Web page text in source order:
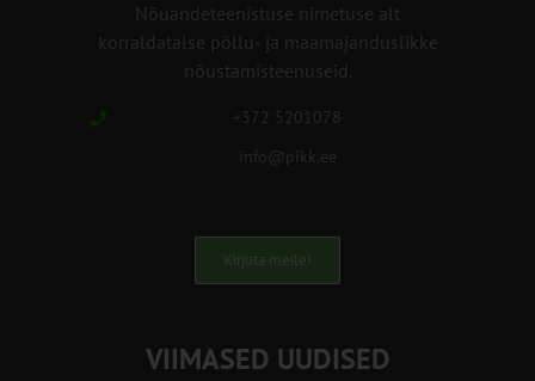
Nõuandeteenistuse nimetuse alt
korraldatalse põllu- ja maamajanduslikke
nõustamisteenuseid.
+372 5201078
info@pikk.ee
Kirjuta meile!
VIIMASED UUDISED